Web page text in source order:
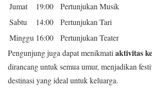
Jumat 19:00
Pertunjukan Musik
Sabtu
14:00
Pertunjukan Tari
Minggu 16:00
Pertunjukan Teater
Pengunjung juga dapat menikmati aktivitas
dirancang untuk semua umur, menjadikan
destinasi yang ideal untuk keluarga.